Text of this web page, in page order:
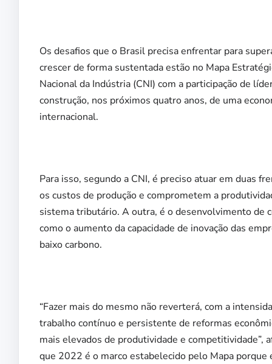
Os desafios que o Brasil precisa enfrentar para
crescer de forma sustentada estão no Mapa
Nacional da Indústria (CNI) com a participação de
construção, nos próximos quatro anos, de uma
internacional.
Para isso, segundo a CNI, é preciso atuar em duas
os custos de produção e comprometem a
sistema tributário. A outra, é o desenvolvimento de
como o aumento da capacidade de inovação das
baixo carbono.
“Fazer mais do mesmo não reverterá, com a
trabalho contínuo e persistente de reformas
mais elevados de produtividade e competitividade”,
que 2022 é o marco estabelecido pelo Mapa